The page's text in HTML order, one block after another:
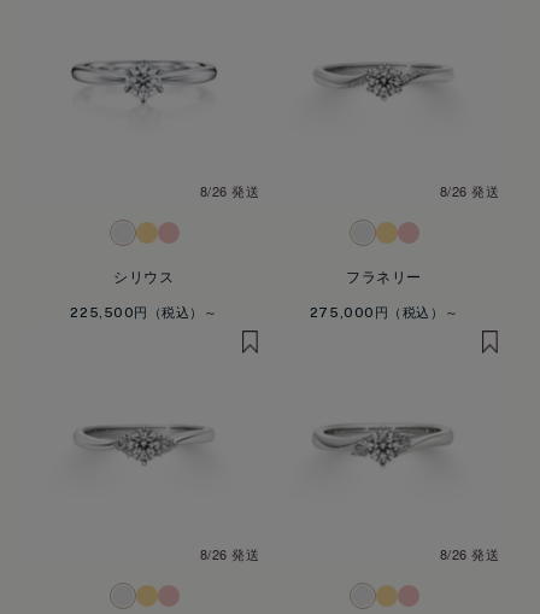
8/26 発送
シリウス
225,500円
8/26 発送
フラネリー
275,000円
8/26 発送 8/26 発送